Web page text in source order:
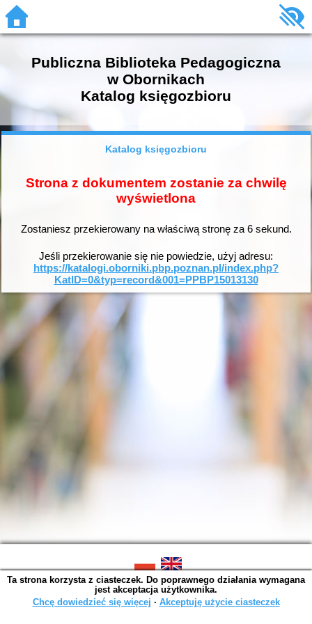
Publiczna Biblioteka Pedagogiczna
w Obornikach
Katalog księgozbioru
Katalog księgozbioru
Strona z dokumentem zostanie za chwilę
wyświetlona
Zostaniesz przekierowany na właściwą stronę za 6sekund.
Jeśli przekierowanie się nie powiedzie, użyj adresu:
https://katalogi.oborniki.pbp.poznan.pl/index.php?
KatID=0&typ=record&001=PPBP15013130
SOWA OPAC v. 6.11.7 (2026-07-08)
Wygenerowano w 0,0041 s.
Ta strona korzysta z ciasteczek. Do poprawnego działania wymagana
jest akceptacja użytkownika.
Chcę dowiedzieć się więcej ∙ Akceptuję użycie ciasteczek